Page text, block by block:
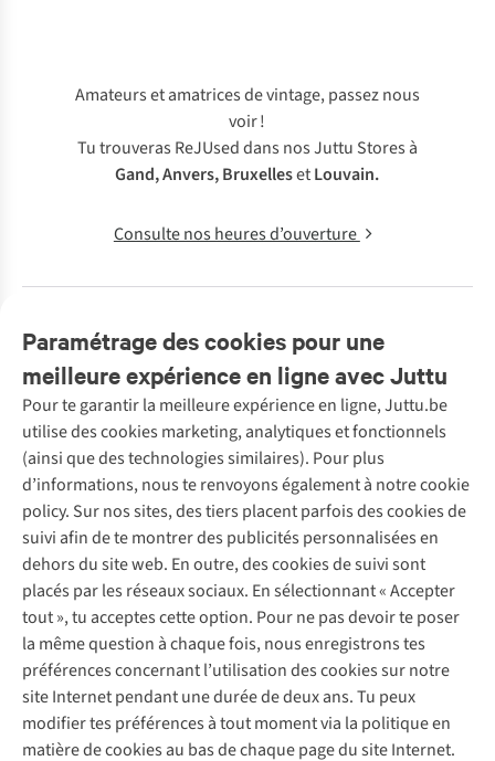
Amateurs et amatrices de vintage, passez nous
voir !
Tu trouveras ReJUsed dans nos Juttu Stores à
Gand,Anvers,BruxellesetLouvain.
Consulte nos heures d’ouverture
Paramétrage des cookies pour une
meilleure expérience en ligne avec Juttu
Pour te garantir la meilleure expérience en ligne, Juttu.be
utilise des cookies marketing, analytiques et fonctionnels
(ainsi que des technologies similaires). Pour plus
d’informations, nous te renvoyons également à notre cookie
policy. Sur nos sites, des tiers placent parfois des cookies de
suivi afin de te montrer des publicités personnalisées en
dehors du site web. En outre, des cookies de suivi sont
placés par les réseaux sociaux. En sélectionnant « Accepter
tout », tu acceptes cette option. Pour ne pas devoir te poser
la même question à chaque fois, nous enregistrons tes
préférences concernant l’utilisation des cookies sur notre
site Internet pendant une durée de deux ans. Tu peux
modifier tes préférences à tout moment via la politique en
matière de cookies au bas de chaque page du site Internet.
Service client
Questions fréquentes
Commander
Payer
10 % réduction étudiants
Klarna : post-paiement
Livraison
Retourner
Rétractation d'une commande
Garantie
Contact
Nos services
Vintage - ReJUsed
Atelier de couture
Personal shopping
Boîte à vêtements
Événements / ateliers
Juttu
Qui sommes-nous ?
Juttu Friends
Inspiration
Travailler chez Juttu
Nos magasins
Le monde de Juttu
Abonne-toi à la newsletter
Suivez-nous